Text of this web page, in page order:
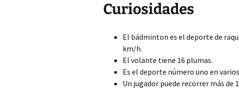
Curiosidades
El bádminton es el deporte de
km/h.
El volante tiene 16 plumas.
Es el deporte número uno en
Un jugador puede recorrer más de